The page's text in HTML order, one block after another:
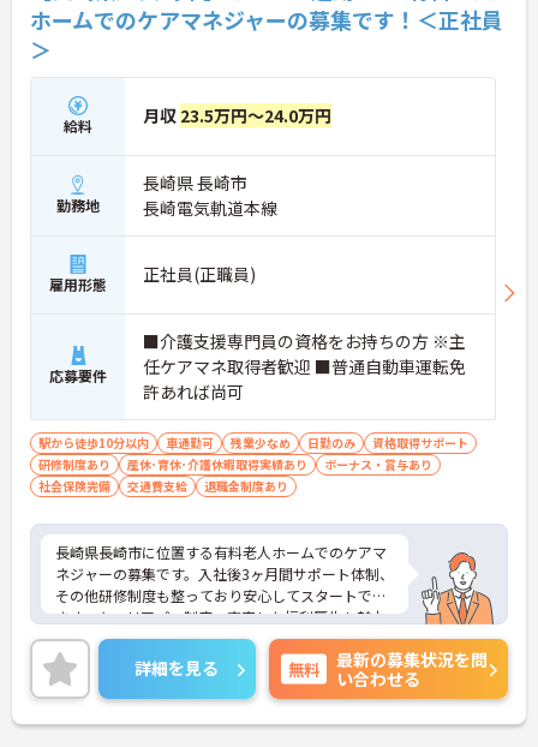
ホームでのケアマネジャーの募集です！＜正社員
＞
給料 月収 23.5万円～24.0万円
勤務地
長崎県 長崎市
長崎電気軌道本線
雇用形態 正社員(正職員)
応募要件
■介護支援専門員の資格をお持ちの方 ※主
任ケアマネ取得者歓迎 ■普通自動車運転免
許あれば尚可
駅から徒歩10分以内 車通勤可 残業少なめ 日勤のみ
資格取得サポート
研修制度あり
産休･育休･介護休暇取得実績あり
ボーナス・賞与あり
社会保険完備
交通費支給 退職金制度あり
長崎県長崎市に位置する有料老人ホームでのケアマ
ネジャーの募集です。入社後3ヶ月間サポート体制、
その他研修制度も整っており安心してスタートでき
ます。キャリアパス制度、充実した福利厚生も魅力
です。ご興味のある方には、面接対策ポイントな
ど、さらに詳細をお話いたしますので、お気軽にご
相談ください。
詳細を見る 無料
最新の募集状況を問
い合わせる